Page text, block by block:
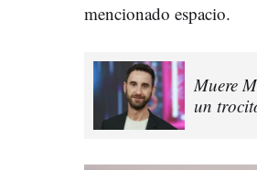
mencionado espacio.
Muere
un